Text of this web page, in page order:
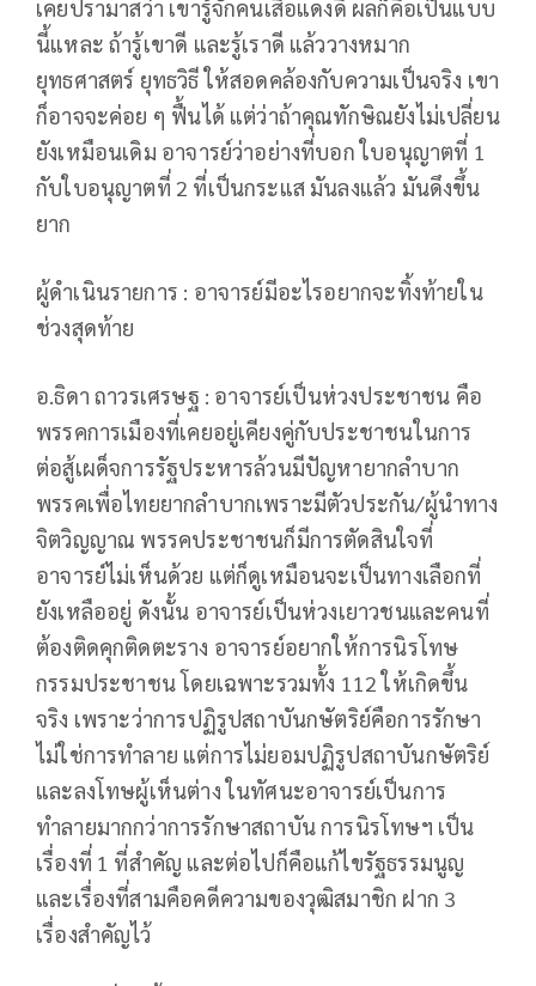
เคยปรามาสว่า เขารู้จักคนเสื้อแดงดี ผลก็คือเป็นแบบ
นี้แหละ ถ้ารู้เขาดี และรู้เราดี แล้ววางหมาก
ยุทธศาสตร์ ยุทธวิธี ให้สอดคล้องกับความเป็นจริง เขา
ก็อาจจะค่อย ๆ ฟื้นได้ แต่ว่าถ้าคุณทักษิณยังไม่เปลี่ยน
ยังเหมือนเดิม อาจารย์ว่าอย่างที่บอก ใบอนุญาตที่ 1
กับใบอนุญาตที่ 2 ที่เป็นกระแส มันลงแล้ว มันดึงขึ้น
ยาก
ผู้ดำเนินรายการ : อาจารย์มีอะไรอยากจะทิ้งท้ายใน
ช่วงสุดท้าย
อ.ธิดา ถาวรเศรษฐ : อาจารย์เป็นห่วงประชาชน คือ
พรรคการเมืองที่เคยอยู่เคียงคู่กับประชาชนในการ
ต่อสู้เผด็จการรัฐประหารล้วนมีปัญหายากลำบาก
พรรคเพื่อไทยยากลำบากเพราะมีตัวประกัน/ผู้นำทาง
จิตวิญญาณ พรรคประชาชนก็มีการตัดสินใจที่
อาจารย์ไม่เห็นด้วย แต่ก็ดูเหมือนจะเป็นทางเลือกที่
ยังเหลืออยู่ ดังนั้น อาจารย์เป็นห่วงเยาวชนและคนที่
ต้องติดคุกติดตะราง อาจารย์อยากให้การนิรโทษ
กรรมประชาชน โดยเฉพาะรวมทั้ง 112 ให้เกิดขึ้น
จริง เพราะว่าการปฏิรูปสถาบันกษัตริย์คือการรักษา
ไม่ใช่การทำลาย แต่การไม่ยอมปฏิรูปสถาบันกษัตริย์
และลงโทษผู้เห็นต่าง ในทัศนะอาจารย์เป็นการ
ทำลายมากกว่าการรักษาสถาบัน การนิรโทษฯ เป็น
เรื่องที่ 1 ที่สำคัญ และต่อไปก็คือแก้ไขรัฐธรรมนูญ
และเรื่องที่สามคือคดีความของวุฒิสมาชิก ฝาก 3
เรื่องสำคัญไว้